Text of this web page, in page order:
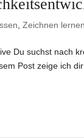
,Zeichnen lernen
Du suchst nach
Post zeige ich